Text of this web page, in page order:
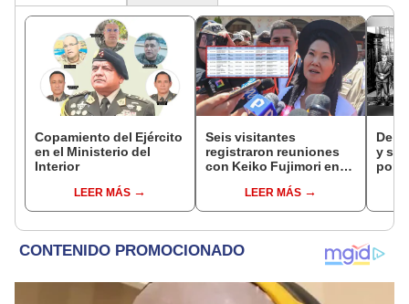
Copamiento del Ejército
en el Ministerio del
Interior
LEER MÁS
Seis visitantes
registraron reuniones
con Keiko Fujimori en
presidenta se
encontraba en Junín
LEER MÁS
De
y
por